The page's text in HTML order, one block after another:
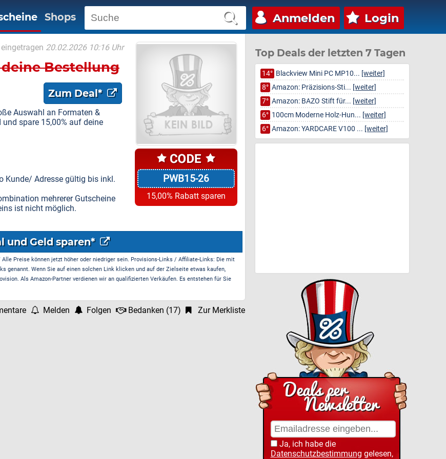
Anmelden Login
Shops
PWB15-26
15,00% Rabatt sparen
eingetragen 20.02.2026 10:16 Uhr
deine Bestellung
Zum Deal*
Auswahl an Formaten &
spare 15,00% auf deine
Kunde/ Adresse gültig bis inkl.
mehrerer Gutscheine
ist nicht möglich.
und Geld sparen*
Preise können jetzt höher oder niedriger sein. Provisions-Links / Affiliate-Links: Die mit
genannt. Wenn Sie auf einen solchen Link klicken und auf der Zielseite etwas kaufen,
Als Amazon-Partner verdienen wir an qualifizierten Verkäufen. Es entstehen für Sie
Melden Folgen Bedanken (17) Zur Merkliste
Top Deals der letzten 7 Tagen
14° Blackview Mini PC MP10... [weiter]
8° Amazon: Präzisions-Sti... [weiter]
7° Amazon: BAZO Stift für... [weiter]
6° 100cm Moderne Holz-Hun... [weiter]
6° Amazon: YARDCARE V100 ... [weiter]
Ja, ich habe die
Datenschutzbestimmung gelesen,